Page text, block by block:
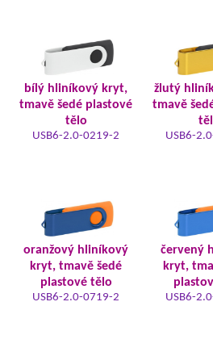
bílý hliníkový kryt,
tmavě šedé plastové
tělo
USB6-2.0-0219-2
žlutý
tmavě
USB6-
oranžový hliníkový
kryt, tmavě šedé
plastové tělo
USB6-2.0-0719-2
červený
kryt,
USB6-